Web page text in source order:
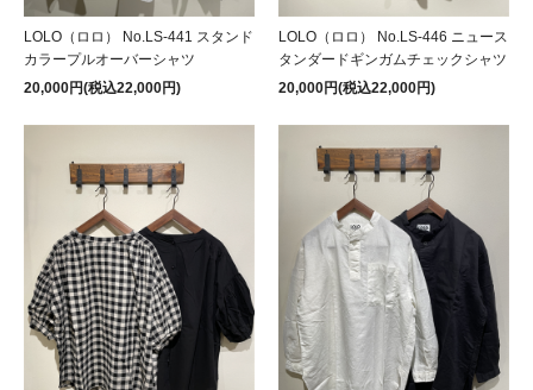
LOLO（ロロ） No.LS-441 スタンド
カラープルオーバーシャツ
20,000円(税込22,000円)
LOLO（ロロ） No.LS-446 ニュース
タンダードギンガムチェックシャツ
20,000円(税込22,000円)